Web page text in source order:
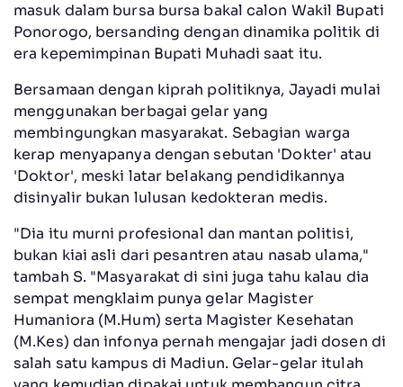
masuk dalam bursa bursa bakal calon Wakil Bupati
Ponorogo, bersanding dengan dinamika politik di
era kepemimpinan Bupati Muhadi saat itu.
Bersamaan dengan kiprah politiknya, Jayadi mulai
menggunakan berbagai gelar yang
membingungkan masyarakat. Sebagian warga
kerap menyapanya dengan sebutan 'Dokter' atau
'Doktor', meski latar belakang pendidikannya
disinyalir bukan lulusan kedokteran medis.
"Dia itu murni profesional dan mantan politisi,
bukan kiai asli dari pesantren atau nasab ulama,"
tambah S. "Masyarakat di sini juga tahu kalau dia
sempat mengklaim punya gelar Magister
Humaniora (M.Hum) serta Magister Kesehatan
(M.Kes) dan infonya pernah mengajar jadi dosen di
salah satu kampus di Madiun. Gelar-gelar itulah